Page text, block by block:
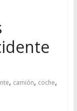
, camión, coche,